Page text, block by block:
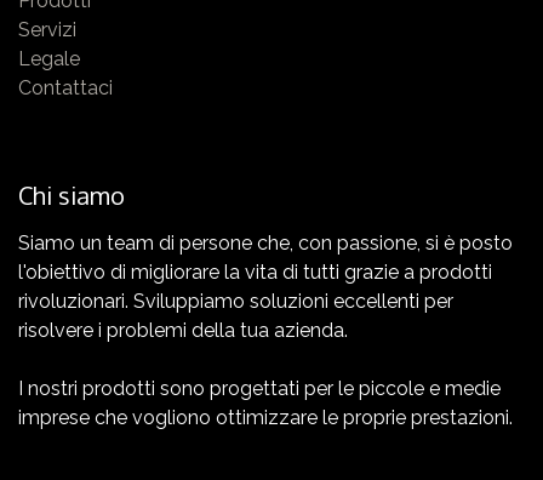
Servizi
Legale
Contattaci
Chi siamo
Siamo un team di persone che, con passione, si è posto
l'obiettivo di migliorare la vita di tutti grazie a prodotti
rivoluzionari. Sviluppiamo soluzioni eccellenti per
risolvere i problemi della tua azienda.
I nostri prodotti sono progettati per le piccole e medie
imprese che vogliono ottimizzare le proprie prestazioni.